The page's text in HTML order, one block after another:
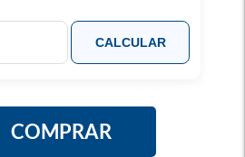
COMPRAR
CALCULAR